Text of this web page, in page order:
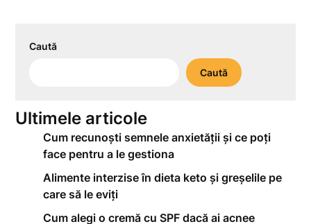
Caută
Caută
Ultimele articole
Cum recunoști semnele anxietății și ce poți
face pentru a le gestiona
Alimente interzise în dieta keto și greșelile pe
care să le eviți
Cum alegi o cremă cu SPF dacă ai acnee